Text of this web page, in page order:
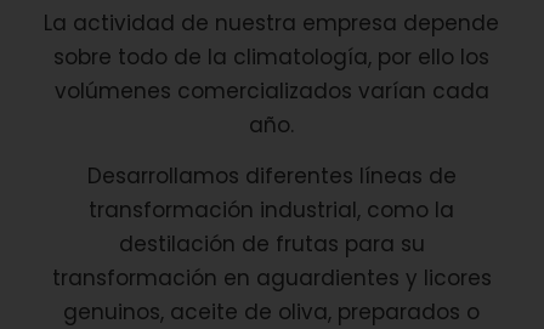
La actividad de nuestra empresa depende
sobre todo de la climatología, por ello los
volúmenes comercializados varían cada
año.
Desarrollamos diferentes líneas de
transformación industrial, como la
destilación de frutas para su
transformación en aguardientes y licores
genuinos, aceite de oliva, preparados o